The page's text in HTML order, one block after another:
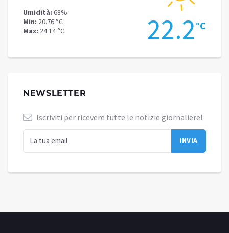
Umidità: 68%
Min: 20.76 °C
Max: 24.14 °C 22.2°C
NEWSLETTER
Iscriviti per ricevere tutte le notizie giornaliere!